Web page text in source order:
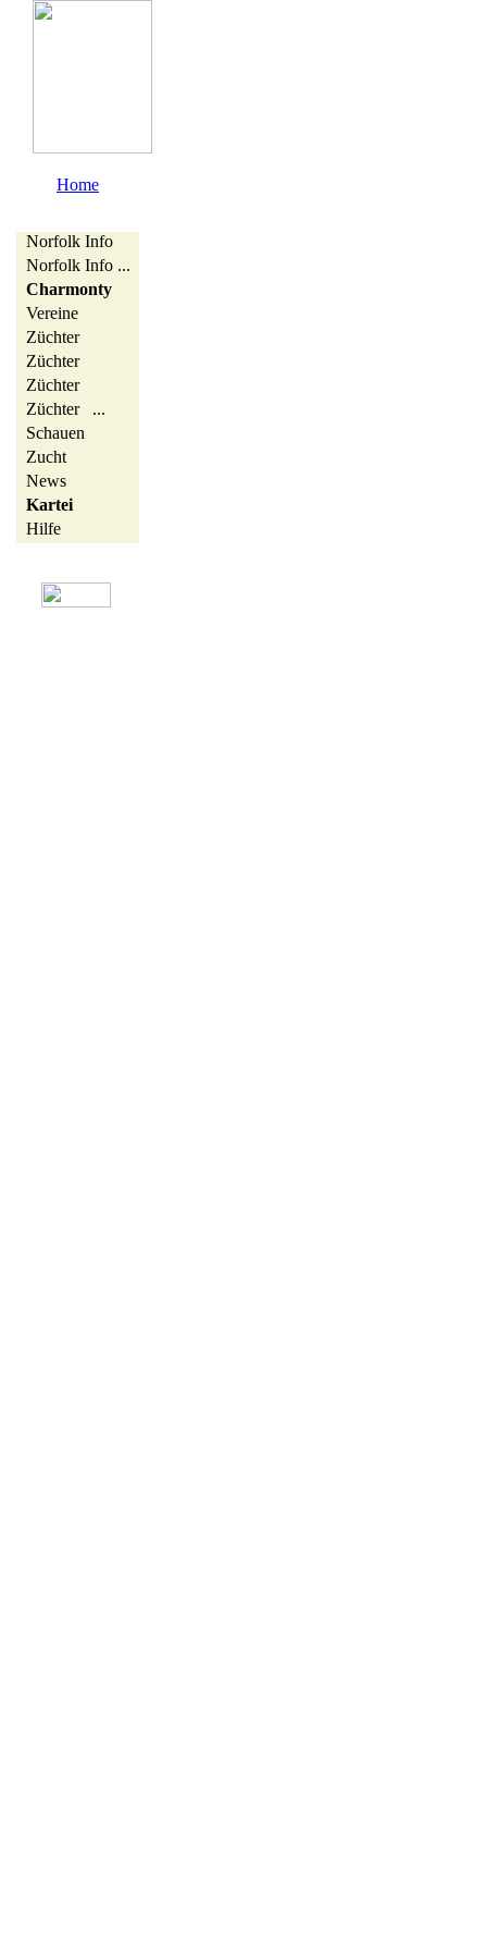
Home
Norfolk Info
Norfolk Info ...
Charmonty
Vereine
Züchter
Züchter
Züchter
Züchter ...
Schauen
Zucht
News
Kartei
Hilfe